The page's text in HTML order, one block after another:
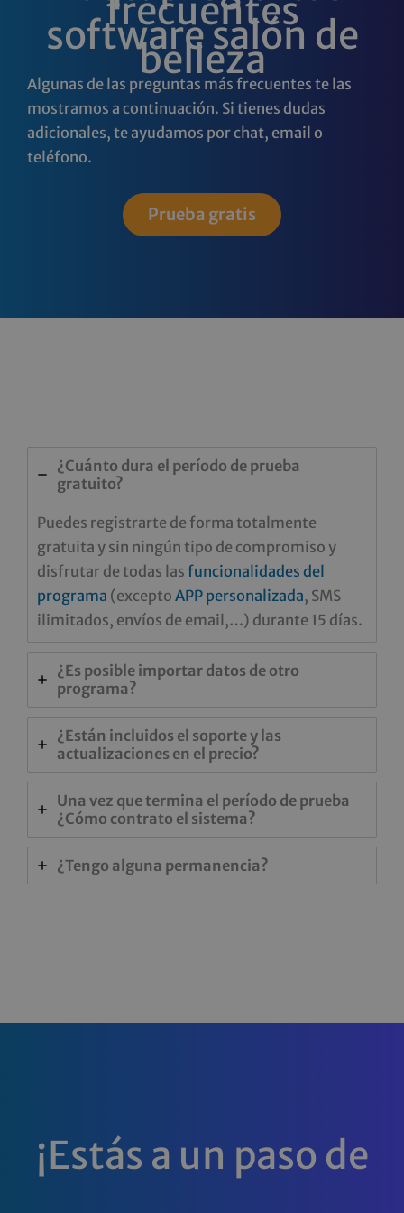
frecuentes
software salón de
belleza
Algunas de las preguntas más frecuentes te las
mostramos a continuación. Si tienes dudas
adicionales, te ayudamos por chat, email o
teléfono.
Prueba gratis
¿Cuánto dura el período de prueba
gratuito?
Puedes registrarte de forma totalmente
gratuita y sin ningún tipo de compromiso y
disfrutar de todas las funcionalidades del
programa (excepto APP personalizada, SMS
ilimitados, envíos de email,…) durante 15 días.
¿Es posible importar datos de otro
programa?
¿Están incluidos el soporte y las
actualizaciones en el precio?
Una vez que termina el período de prueba
¿Cómo contrato el sistema?
¿Tengo alguna permanencia?
¡Estás a un paso de